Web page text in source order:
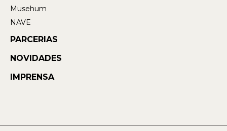
Musehum
NAVE
PARCERIAS
NOVIDADES
IMPRENSA